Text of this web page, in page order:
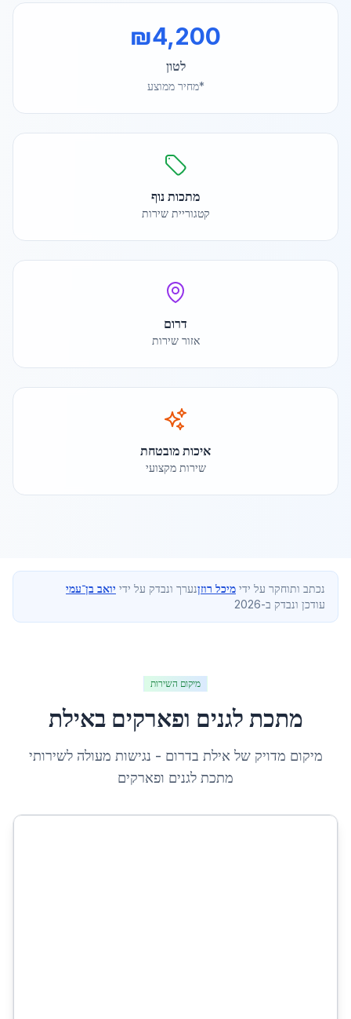
₪4,200
לטון
*מחיר ממוצע
מתכות נוף
קטגוריית שירות
דרום
אזור שירות
איכות מובטחת
שירות מקצועי
נכתב ותוחקר על ידי מיכל רוזןנערך ונבדק על ידי יואב בן־עמי
עודכן ונבדק ב-2026
מיקום השירות
מתכת לגנים ופארקים באילת
מיקום מדויק של אילת בדרום - נגישות מעולה לשירותי
מתכת לגנים ופארקים